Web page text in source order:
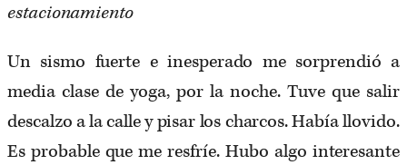
estacionamiento
Un sismo fuerte e inesperado me sorprendió a
media clase de yoga, por la noche. Tuve que salir
descalzo a la calle y pisar los charcos. Había llovido.
Es probable que me resfríe. Hubo algo interesante